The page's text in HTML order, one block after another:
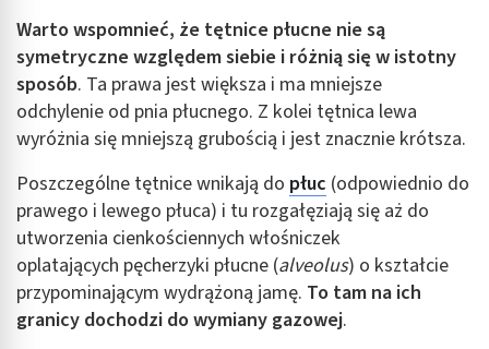
Warto wspomnieć, że tętnice płucne nie są
symetryczne względem siebie i różnią się w istotny
sposób. Ta prawa jest większa i ma mniejsze
odchylenie od pnia płucnego. Z kolei tętnica lewa
wyróżnia się mniejszą grubością i jest znacznie krótsza.
Poszczególne tętnice wnikają do płuc (odpowiednio do
prawego i lewego płuca) i tu rozgałęziają się aż do
utworzenia cienkościennych włośniczek
oplatających pęcherzyki płucne (alveolus) o kształcie
przypominającym wydrążoną jamę. To tam na ich
granicy dochodzi do wymiany gazowej.